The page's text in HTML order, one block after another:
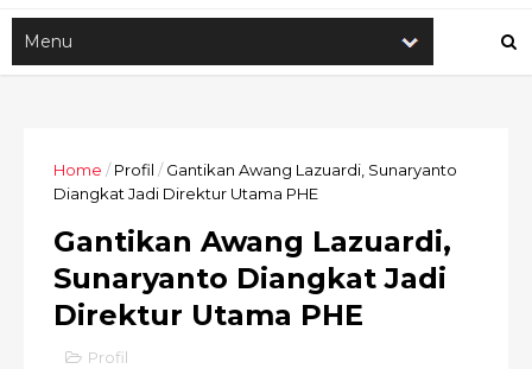
Home / Profil / Gantikan Awang Lazuardi, Sunaryanto
Diangkat Jadi Direktur Utama PHE
Gantikan Awang Lazuardi,
Sunaryanto Diangkat Jadi
Direktur Utama PHE
Profil